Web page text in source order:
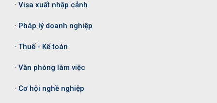
· Visa xuất nhập cảnh
· Pháp lý doanh nghiệp
· Thuế - Kế toán
· Văn phòng làm việc
· Cơ hội nghề nghiệp